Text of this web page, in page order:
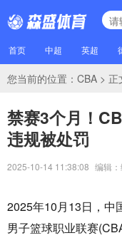
首页 中超 英超
您当前的位置： CBA > 正
禁赛3个月！
违规被处罚
2025-10-14 11:38:08 编辑
2025年10月13日，中
男子篮球职业联赛